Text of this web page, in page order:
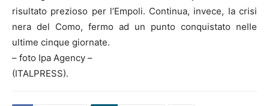
risultato prezioso per l’Empoli. Continua, invece, la crisi
nera del Como, fermo ad un punto conquistato nelle
ultime cinque giornate.
– foto Ipa Agency –
(ITALPRESS).